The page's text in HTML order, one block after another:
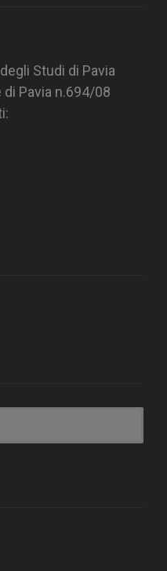
Studi di Pavia
Pavia n.694/08